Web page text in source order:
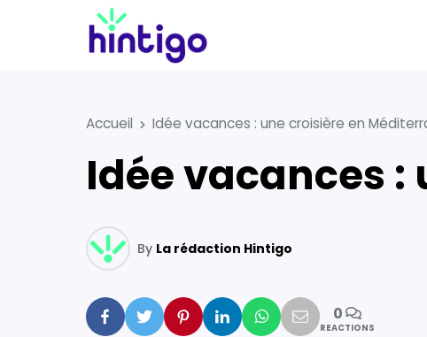
Accueil Idée vacances : une croisière en
Idée vacances
By La rédaction Hintigo
Facebook
Twitter PinterestLinkedinWhatsapp
Mail0
REACTIONS